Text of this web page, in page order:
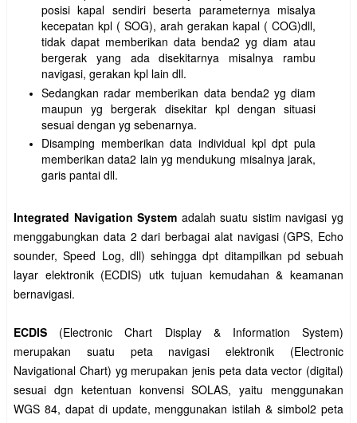
posisi kapal sendiri beserta parameternya misalya
kecepatan kpl ( SOG), arah gerakan kapal ( COG)dll,
tidak dapat memberikan data benda2 yg diam atau
bergerak yang ada disekitarnya misalnya rambu
navigasi, gerakan kpl lain dll.
Sedangkan radar memberikan data benda2 yg diam
maupun yg bergerak disekitar kpl dengan situasi
sesuai dengan yg sebenarnya.
Disamping memberikan data individual kpl dpt pula
memberikan data2 lain yg mendukung misalnya jarak,
garis pantai dll.
Integrated Navigation System adalah suatu sistim navigasi yg
menggabungkan data 2 dari berbagai alat navigasi (GPS, Echo
sounder, Speed Log, dll) sehingga dpt ditampilkan pd sebuah
layar elektronik (ECDIS) utk tujuan kemudahan & keamanan
bernavigasi.
ECDIS (Electronic Chart Display & Information System)
merupakan suatu peta navigasi elektronik (Electronic
Navigational Chart) yg merupakan jenis peta data vector (digital)
sesuai dgn ketentuan konvensi SOLAS, yaitu menggunakan
WGS 84, dapat di update, menggunakan istilah & simbol2 peta